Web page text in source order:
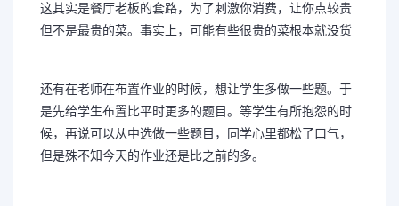
这其实是餐厅老板的套路，为了刺激你消费，让你点较贵
但不是最贵的菜。事实上，可能有些很贵的菜根本就没货
还有在老师在布置作业的时候，想让学生多做一些题。于
是先给学生布置比平时更多的题目。等学生有所抱怨的时
候，再说可以从中选做一些题目，同学心里都松了口气，
但是殊不知今天的作业还是比之前的多。